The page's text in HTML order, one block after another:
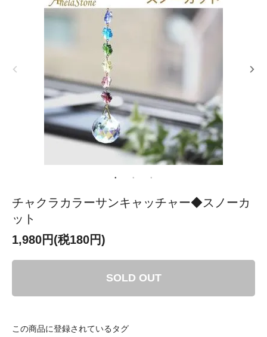
チャクラカラーサンキャッチャー◆スノーカ
ット
1,980円(税180円)
SOLD OUT
この商品に登録されているタグ